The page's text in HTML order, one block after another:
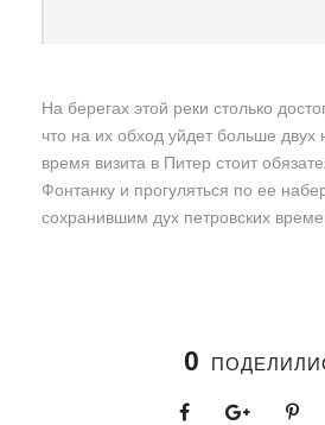
На берегах этой реки столько
что на их обход уйдет больше двух
время визита в Питер стоит
Фонтанку и прогуляться по ее
сохранившим дух петровских
0